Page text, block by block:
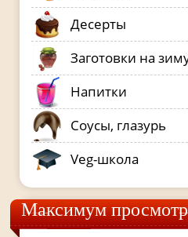
Десерты
Заготовки на
Напитки
Соусы, глазурь
Veg-школа
Максимум